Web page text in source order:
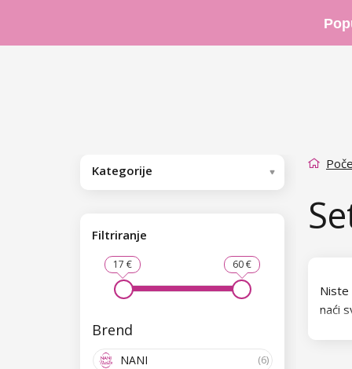
Kategorije
Filtriranje
17 € 60 €
Brend
NANI (6)
Niste
naći